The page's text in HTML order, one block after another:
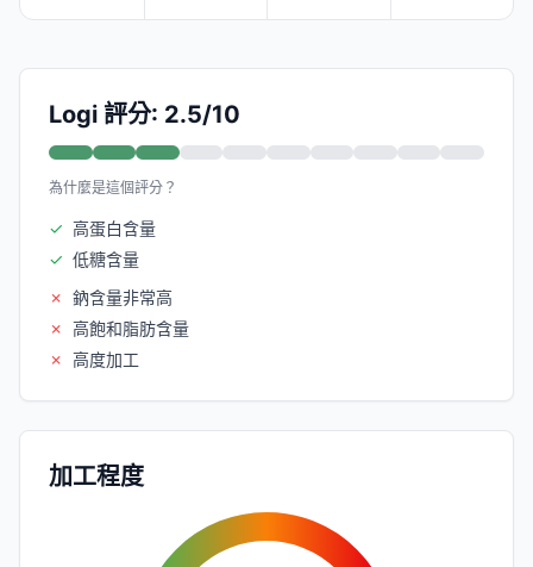
Logi 評分: 2.5/10
為什麼是這個評分？
✓ 高蛋白含量
✓ 低糖含量
✗ 鈉含量非常高
✗ 高飽和脂肪含量
✗ 高度加工
加工程度